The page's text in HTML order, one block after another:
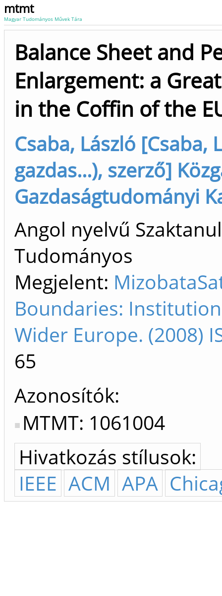
mtmt
Magyar Tudományos Művek Tára
Balance Sheet and
Enlargement: a
in the Coffin of the
Csaba, László [Csaba,
gazdas...), szerző]
Gazdaságtudományi
Angol nyelvű
Tudományos
Megjelent:
Boundaries:
Wider Europe. (2008)
65
Azonosítók
MTMT: 1061004
Hivatkozás stílusok:
IEEE ACM APA